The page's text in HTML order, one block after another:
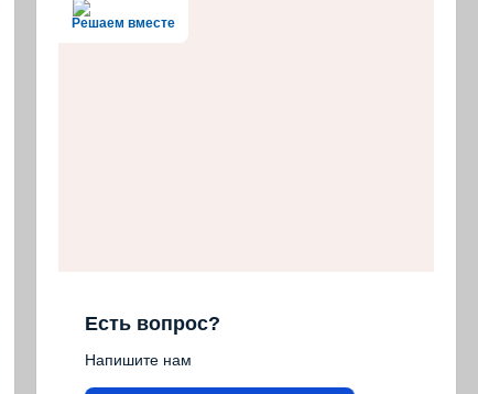
Решаем вместе
Есть вопрос?
Напишите нам